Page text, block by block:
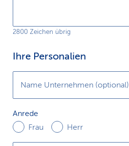
2800 Zeichen übrig
Ihre Personalien
Name Unternehmen (optional)
Anrede
Anrede
Frau
Herr